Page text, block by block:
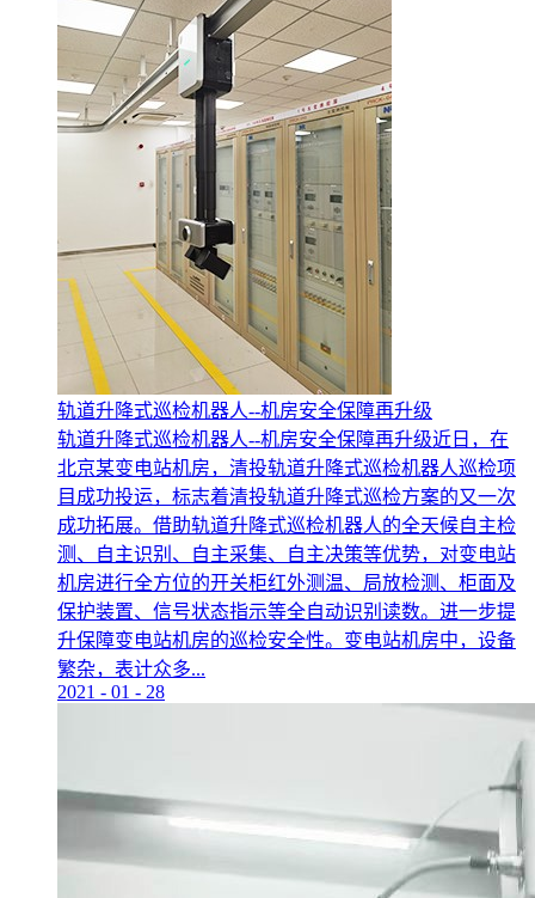
轨道升降式巡检机器人--机房安全保障再升级
轨道升降式巡检机器人--机房安全保障再升级近日，在
北京某变电站机房，清投轨道升降式巡检机器人巡检项
目成功投运，标志着清投轨道升降式巡检方案的又一次
成功拓展。借助轨道升降式巡检机器人的全天候自主检
测、自主识别、自主采集、自主决策等优势，对变电站
机房进行全方位的开关柜红外测温、局放检测、柜面及
保护装置、信号状态指示等全自动识别读数。进一步提
升保障变电站机房的巡检安全性。变电站机房中，设备
繁杂，表计众多...
2021 - 01 - 28